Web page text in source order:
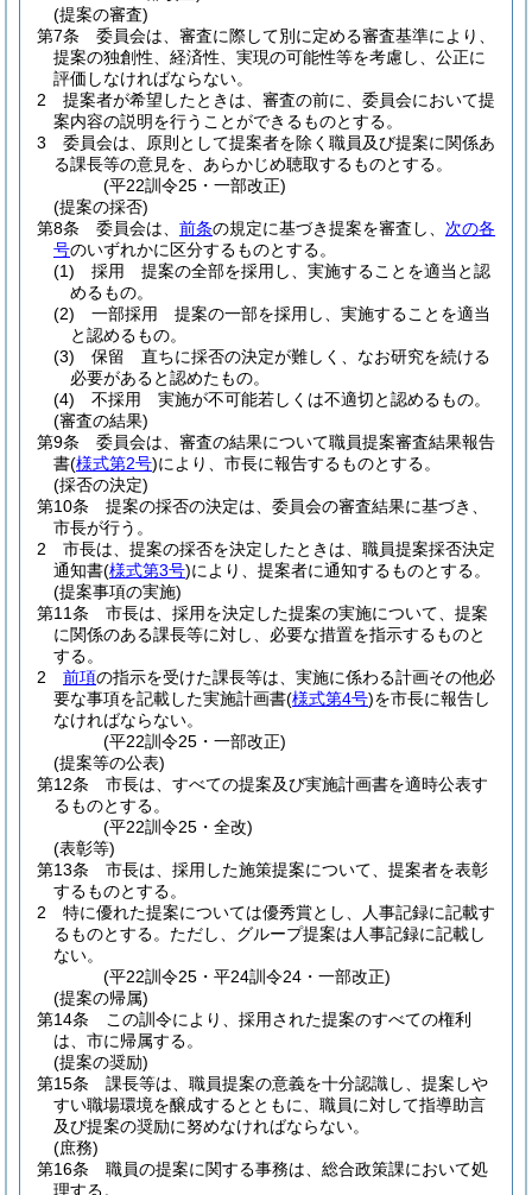
(提案の審査)
第7条
委員会は、審査に際して別に定める審査基準により、
提案の独創性、経済性、実現の可能性等を考慮し、公正に
評価しなければならない。
2
提案者が希望したときは、審査の前に、委員会において提
案内容の説明を行うことができるものとする。
3
委員会は、原則として提案者を除く職員及び提案に関係あ
る課長等の意見を、あらかじめ聴取するものとする。
(平22訓令25・一部改正)
(提案の採否)
第8条
委員会は、 前条の規定に基づき提案を審査し、 次の各
号のいずれかに区分するものとする。
(1)
採用 提案の全部を採用し、実施することを適当と認
めるもの。
(2)
一部採用 提案の一部を採用し、実施することを適当
と認めるもの。
(3)
保留 直ちに採否の決定が難しく、なお研究を続ける
必要があると認めたもの。
(4)
不採用 実施が不可能若しくは不適切と認めるもの。
(審査の結果)
第9条
委員会は、審査の結果について職員提案審査結果報告
書(様式第2号)により、市長に報告するものとする。
(採否の決定)
第10条
提案の採否の決定は、委員会の審査結果に基づき、
市長が行う。
2
市長は、提案の採否を決定したときは、職員提案採否決定
通知書(様式第3号)により、提案者に通知するものとする。
(提案事項の実施)
第11条
市長は、採用を決定した提案の実施について、提案
に関係のある課長等に対し、必要な措置を指示するものと
する。
2
前項の指示を受けた課長等は、実施に係わる計画その他必
要な事項を記載した実施計画書(様式第4号)を市長に報告し
なければならない。
(平22訓令25・一部改正)
(提案等の公表)
第12条
市長は、すべての提案及び実施計画書を適時公表す
るものとする。
(平22訓令25・全改)
(表彰等)
第13条
市長は、採用した施策提案について、提案者を表彰
するものとする。
2
特に優れた提案については優秀賞とし、人事記録に記載す
るものとする。 ただし、グループ提案は人事記録に記載し
ない。
(平22訓令25・平24訓令24・一部改正)
(提案の帰属)
第14条
この訓令により、採用された提案のすべての権利
は、市に帰属する。
(提案の奨励)
第15条
課長等は、職員提案の意義を十分認識し、提案しや
すい職場環境を醸成するとともに、職員に対して指導助言
及び提案の奨励に努めなければならない。
(庶務)
第16条
職員の提案に関する事務は、総合政策課において処
理する。